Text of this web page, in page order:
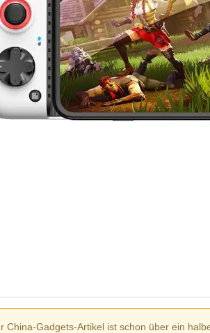
China-Gadgets-Artikel ist schon über ein